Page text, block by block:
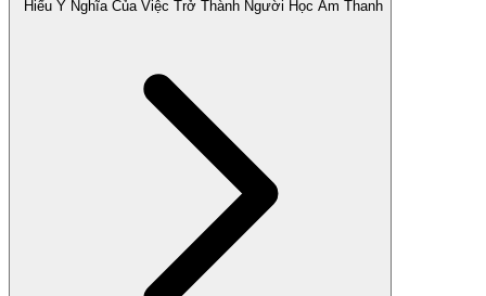
Hiểu Ý Nghĩa Của Việc Trở Thành Người Học Âm Thanh